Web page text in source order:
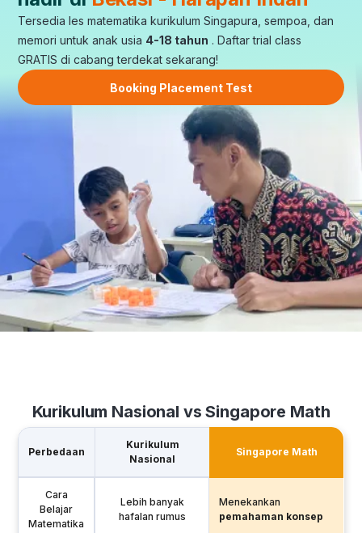
Tersedia les matematika kurikulum Singapura, sempoa, dan
memori untuk anak usia 4-18 tahun . Daftar trial class
GRATIS di cabang terdekat sekarang!
Booking Placement Test
Kurikulum Nasional vs Singapore Math
Perbedaan
Kurikulum
Nasional
Singapore Math
Cara
Belajar
Matematika
Lebih banyak
hafalan rumus
Menekankan
pemahaman konsep